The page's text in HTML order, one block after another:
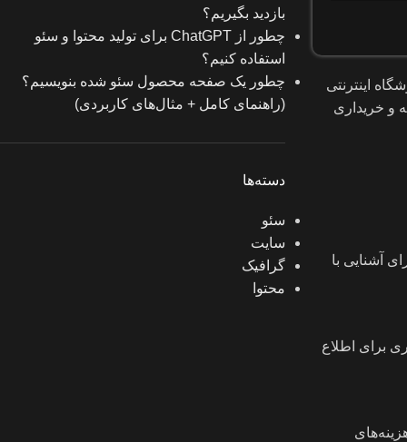
اینترنتی
و خریداری
آشنایی با
برای اطلاع
بازدید بگیریم؟
چطور از ChatGPT برای تولید محتوا و سئو
استفاده کنیم؟
چطور یک صفحه محصول سئو شده بنویسیم؟
(راهنمای کامل + مثال‌های کاربردی)
دسته‌ها
سئو
سایت
گرافیک
محتوا